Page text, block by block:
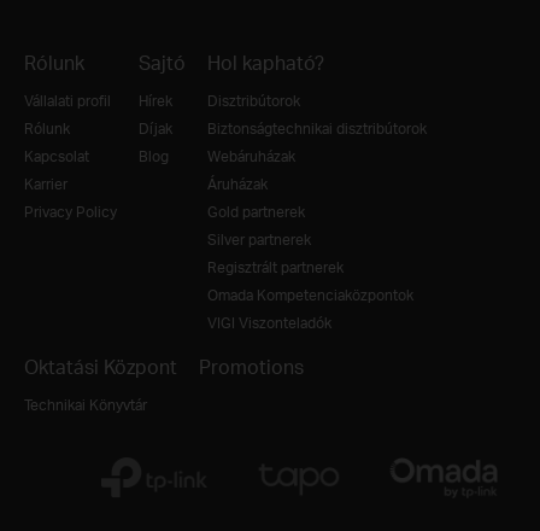
Rólunk
Vállalati profil
Rólunk
Kapcsolat
Karrier
Privacy Policy
Sajtó
Hírek
Díjak
Blog
Hol kapható?
Disztribútorok
Biztonságtechnikai disztribútorok
Webáruházak
Áruházak
Gold partnerek
Silver partnerek
Regisztrált partnerek
Omada Kompetenciaközpontok
VIGI Viszonteladók
Oktatási Központ
Technikai Könyvtár
Promotions